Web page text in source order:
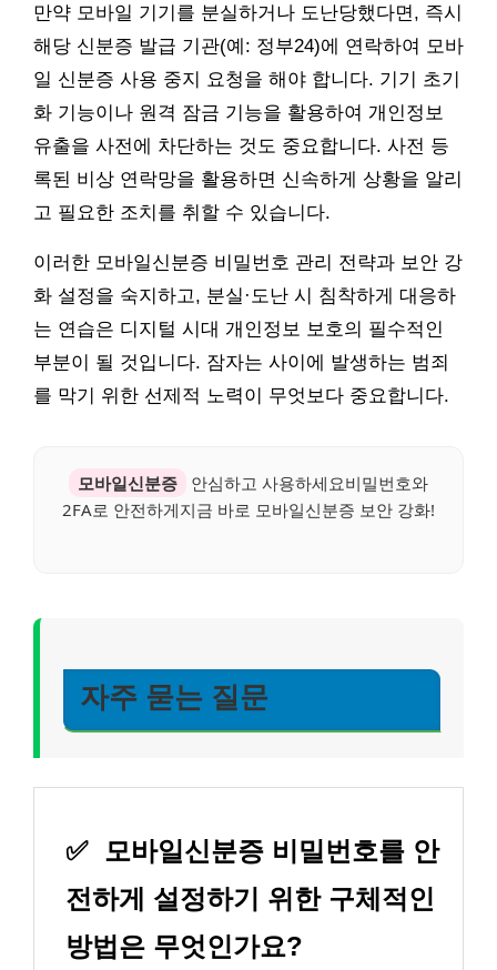
만약 모바일 기기를 분실하거나 도난당했다면, 즉시
해당 신분증 발급 기관(예: 정부24)에 연락하여 모바
일 신분증 사용 중지 요청을 해야 합니다. 기기 초기
화 기능이나 원격 잠금 기능을 활용하여 개인정보
유출을 사전에 차단하는 것도 중요합니다. 사전 등
록된 비상 연락망을 활용하면 신속하게 상황을 알리
고 필요한 조치를 취할 수 있습니다.
이러한 모바일신분증 비밀번호 관리 전략과 보안 강
화 설정을 숙지하고, 분실·도난 시 침착하게 대응하
는 연습은 디지털 시대 개인정보 보호의 필수적인
부분이 될 것입니다. 잠자는 사이에 발생하는 범죄
를 막기 위한 선제적 노력이 무엇보다 중요합니다.
모바일신분증
안심하고 사용하세요비밀번호와
2FA로 안전하게지금 바로 모바일신분증 보안 강화!
자주 묻는 질문
✅ 모바일신분증 비밀번호를 안
전하게 설정하기 위한 구체적인
방법은 무엇인가요?